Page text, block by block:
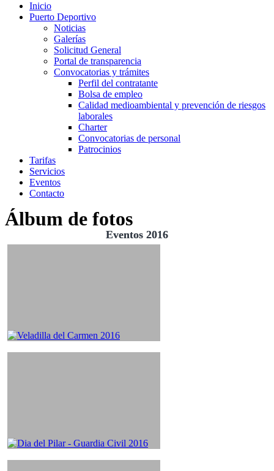
Inicio
Puerto Deportivo
Noticias
Galerías
Solicitud General
Portal de transparencia
Convocatorias y trámites
Perfil del contratante
Bolsa de empleo
Calidad medioambiental y prevención de riesgos
laborales
Charter
Convocatorias de personal
Patrocinios
Tarifas
Servicios
Eventos
Contacto
Álbum de fotos
Eventos 2016